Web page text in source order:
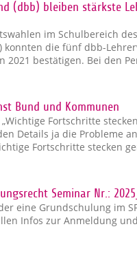
(dbb) bleiben stärkste
im Schulbereich
konnten die fünf dbb-
2021 bestätigen. Bei den
Bund und Kommunen
Fortschritte
Details ja die Probleme
Fortschritte stecken
Seminar Nr.:
eine Grundschulung im
Infos zur Anmeldung